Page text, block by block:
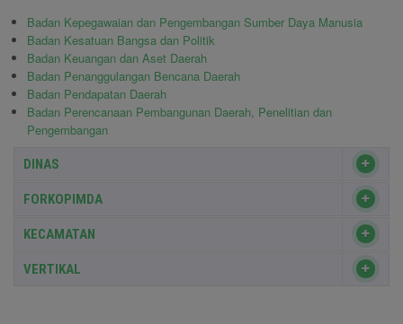
Badan Kepegawaian dan Pengembangan Sumber Daya Manusia
Badan Kesatuan Bangsa dan Politik
Badan Keuangan dan Aset Daerah
Badan Penanggulangan Bencana Daerah
Badan Pendapatan Daerah
Badan Perencanaan Pembangunan Daerah, Penelitian dan
Pengembangan
DINAS
FORKOPIMDA
KECAMATAN
VERTIKAL